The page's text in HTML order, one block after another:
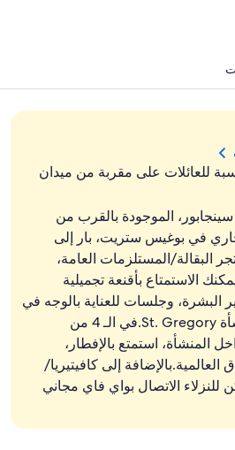
المنشأة من الخارج
للعائلات على مقربة من ميدان
الموجودة بالقرب من
في بوغيس ستريت، بار إلى
البقالة/المستلزمات العامة،
الاستمتاع بأقنعة تجميلية
البشرة، وجلسات للعناية بالوجه في
السبا الموجودة في المنشأة St. Gregory.في الـ 4 من
المنشأة، استمتع بالإفطار،
العالمية.بالإضافة إلى كافيتيريا/
للنزلاء الاتصال بواي فاي مجاني